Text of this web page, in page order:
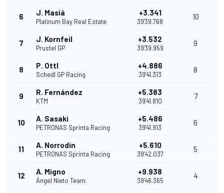
6 J. Masiá
Platinum Bay Real Estate
+3.341
39'39.768
10
7 J. Kornfeil
Prustel GP
+3.532
39'39.959
9
8 P. Ottl
Schedl GP Racing
+4.886
39'41.313
8
9 R. Fernández
KTM
+5.383
39'41.810
7
10 A. Sasaki
PETRONAS Sprinta Racing
+5.486
39'41.913
6
11 A. Norrodin
PETRONAS Sprinta Racing
+5.610
39'42.037
5
12 A. Migno
Ángel Nieto Team
+9.938
39'46.365
4